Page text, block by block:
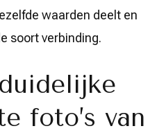
waarden deelt en
soort verbinding.
foto’s van